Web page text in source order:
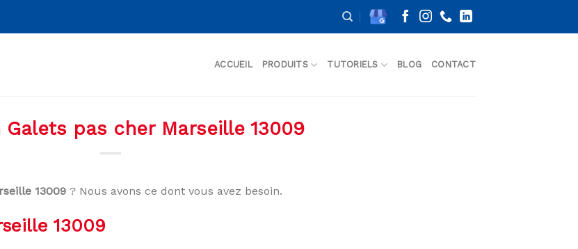
ACCUEIL PRODUITS TUTORIELS BLOG CONTACT
Galets pas cher Marseille 13009
13009 ? Nous avons ce dont vous avez besoin.
13009